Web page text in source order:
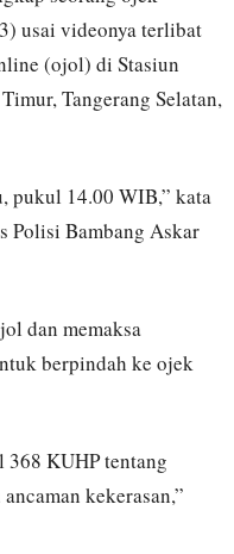
usai videonya terlibat
(ojol) di Stasiun
Tangerang Selatan,
pukul 14.00 WIB,” kata
Polisi Bambang Askar
dan memaksa
berpindah ke ojek
368 KUHP tentang
kekerasan,”